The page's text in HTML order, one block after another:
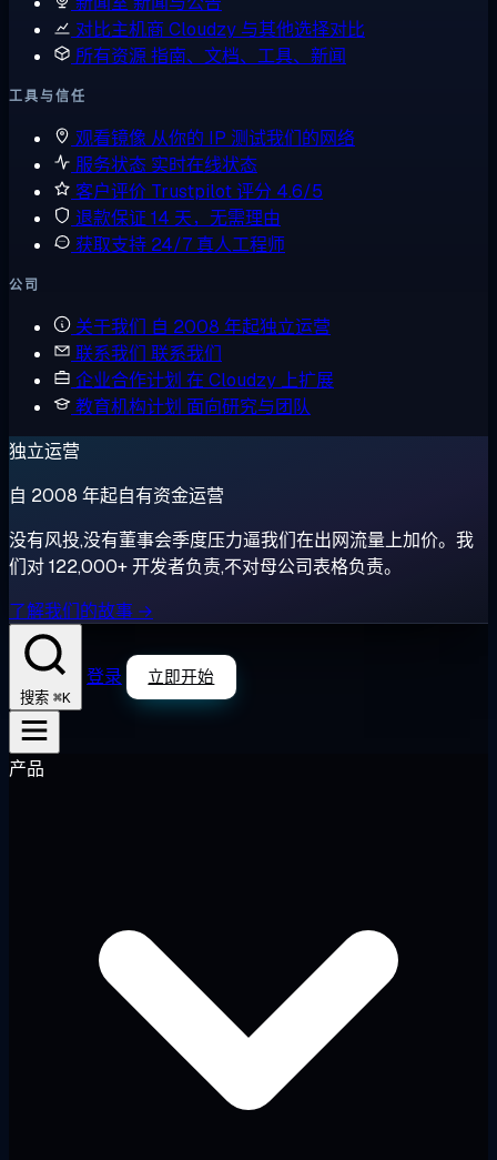
对比主机商 Cloudzy 与其他选择对比
所有资源指南、文档、工具、新闻
工具与信任
观看镜像 从你的 IP 测试我们的网络
服务状态 实时在线状态
客户评价 Trustpilot 评分 4.6/5
退款保证 14 天，无需理由
获取支持 24/7 真人工程师
公司
关于我们 自 2008 年起独立运营
联系我们 联系我们
企业合作计划 在 Cloudzy 上扩展
教育机构计划 面向研究与团队
独立运营
自 2008 年起自有资金运营
没有风投,没有董事会季度压力逼我们在出网流量上加价。我
们对 122,000+ 开发者负责,不对母公司表格负责。
了解我们的故事 →
搜索 ⌘K
登录 立即开始
产品